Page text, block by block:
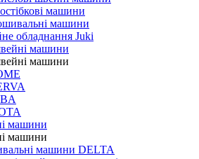
машини
машини
обладнання Juki
машини
машини
машини
машини
машини DELTA